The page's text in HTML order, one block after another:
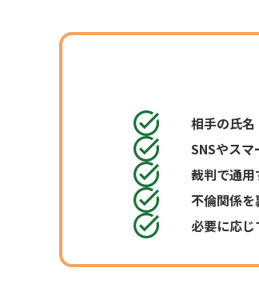
相手の氏
SNSやス
裁判で通
不倫関係
必要に応